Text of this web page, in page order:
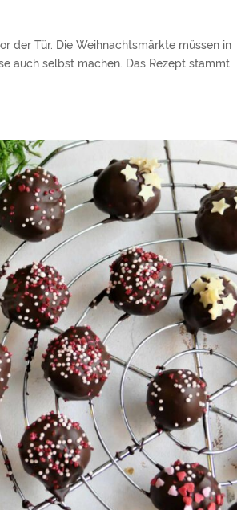
der Tür. Die Weihnachtsmärkte müssen in
auch selbst machen. Das Rezept stammt